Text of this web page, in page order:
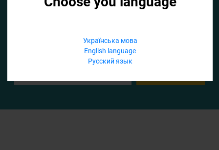
Українська мова
English language
Русский язык